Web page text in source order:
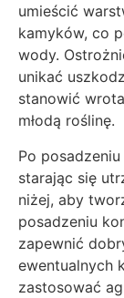
umieścić
kamyków, co
wody.
unikać
stanowić
młodą roślinę.
Po posadzeniu
starając się
niżej, aby
posadzeniu
zapewnić
ewentualnych
zastosować